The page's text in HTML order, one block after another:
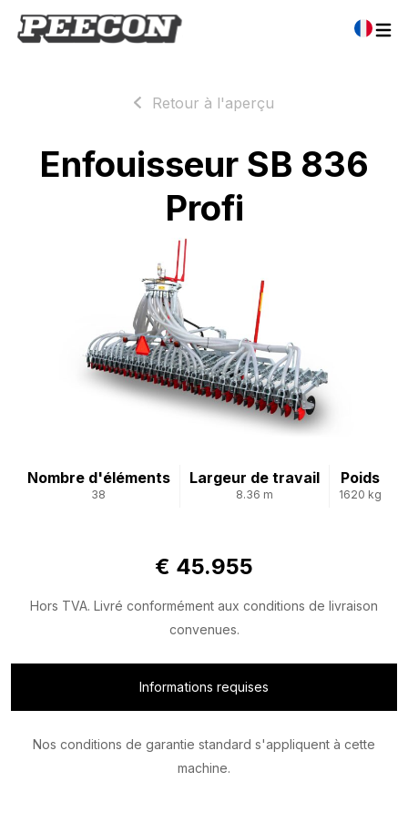
Retour à l'aperçu
Enfouisseur SB 836
Profi
Nombre d'éléments
38
Largeur de travail
8.36 m
Poids
1620 kg
€ 45.955
Hors TVA. Livré conformément aux conditions de livraison
convenues.
Informations requises
Nos conditions de garantie standard s'appliquent à cette
machine.